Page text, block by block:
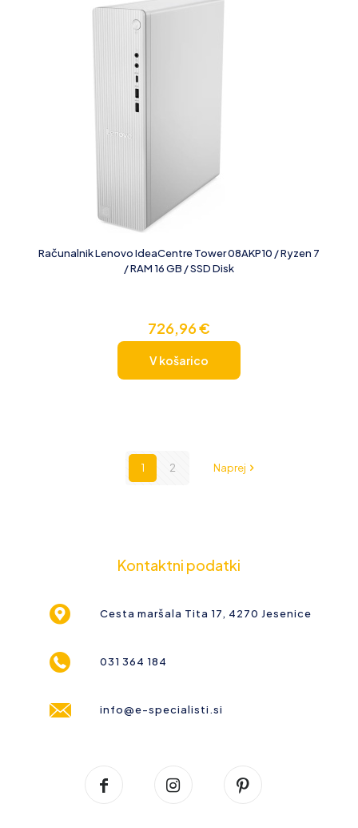
Računalnik Lenovo IdeaCentre Tower 08AKP10 / Ryzen 7
/ RAM 16 GB / SSD Disk
726,96€
V košarico
1 2 Naprej
Kontaktni podatki
Cesta maršala Tita 17, 4270 Jesenice
031 364 184
info@e-specialisti.si